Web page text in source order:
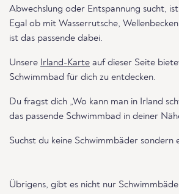
Abwechslung oder Entspannung sucht,
Egal ob mit Wasserrutsche,
ist das passende dabei.
Unsere Irland-Karte auf dieser Seite
Schwimmbad für dich zu entdecken.
Du fragst dich „Wo kann man in Irland
das passende Schwimmbad in deiner
Suchst du keine Schwimmbäder sondern
Übrigens, gibt es nicht nur